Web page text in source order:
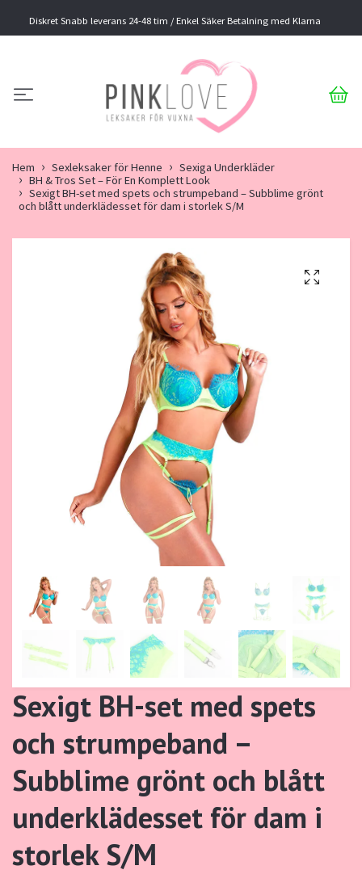
Diskret Snabb leverans 24-48 tim / Enkel Säker Betalning med Klarna
Hem Sexleksaker för Henne
Sexiga Underkläder
BH & Tros Set – För En Komplett Look
Sexigt BH-set med spets och strumpeband – Subblime grönt
och blått underklädesset för dam i storlek S/M
Sexigt BH-set med spets
och strumpeband –
Subblime grönt och blått
underklädesset för dam i
storlek S/M